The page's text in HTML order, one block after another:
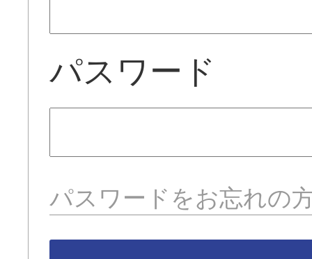
パスワード
パスワードをお忘れの